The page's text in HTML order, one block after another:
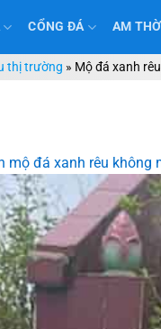
CỔNG ĐÁ AM
thị trường » Mộ đá xanh
mộ đá xanh rêu không